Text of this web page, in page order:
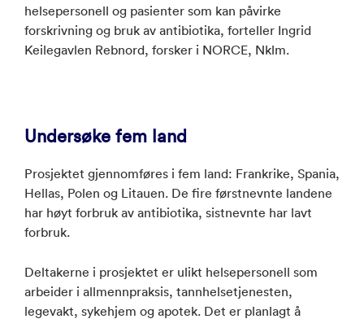
helsepersonell og pasienter som kan påvirke
forskrivning og bruk av antibiotika, forteller Ingrid
Keilegavlen Rebnord, forsker i NORCE, Nklm.
Undersøke fem land
Prosjektet gjennomføres i fem land: Frankrike, Spania,
Hellas, Polen og Litauen. De fire førstnevnte landene
har høyt forbruk av antibiotika, sistnevnte har lavt
forbruk.
Deltakerne i prosjektet er ulikt helsepersonell som
arbeider i allmennpraksis, tannhelsetjenesten,
legevakt, sykehjem og apotek. Det er planlagt å